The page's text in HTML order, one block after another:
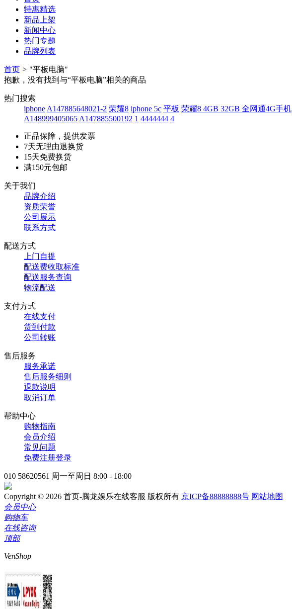
特惠精选
新品上架
新闻中心
热门专题
品牌列表
首页 > "平板电脑"
抱歉，没有找到与“平板电脑”相关的商品
热门搜索
iphone A147885648021-2 荣耀8 iphone 5c 平板 荣耀8 4GB 32GB 全网通4G手机
A148999405065 A147885500192 1 4444444 4
正品保障，提供发票
7天无理由退换货
15天免费换货
满150元包邮
关于我们
品牌介绍
资质荣誉
公司展示
联系方式
配送方式
上门自提
配送费收取标准
配送服务查询
物流配送
支付方式
在线支付
货到付款
公司转账
售后服务
服务承诺
售后服务细则
退款说明
取消订单
帮助中心
购物指南
会员介绍
常见问题
免费注册登录
010 58620561 周一至周日 8:00 - 18:00
Copyright © 2026 首页-腾龙娱乐在线客服 版权所有 京ICP备88888888号 网站地图
会员中心
购物车
在线咨询
顶部
VenShop